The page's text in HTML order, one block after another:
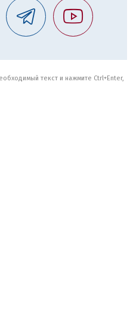
текст и нажмите Ctrl+Enter,